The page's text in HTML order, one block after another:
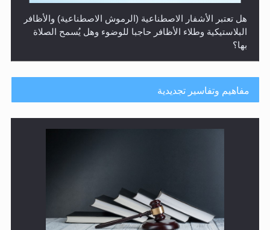
هل يُحسب حول الزكاة وفق السنة الميلادية أو الهجرية؟
مفاهيم وتفاسير تجديدية